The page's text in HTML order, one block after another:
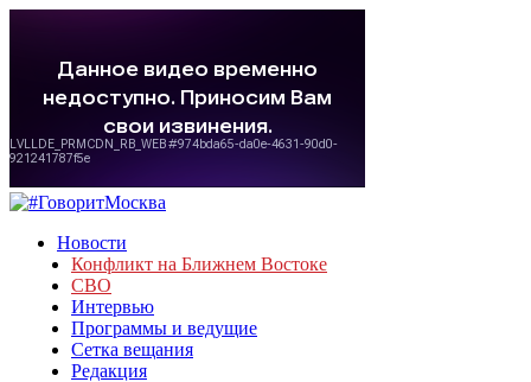
Новости
Конфликт на Ближнем Востоке
СВО
Интервью
Программы и ведущие
Сетка вещания
Редакция